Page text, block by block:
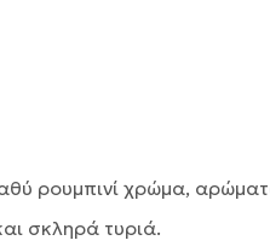
ρουμπινί χρώμα,
σκληρά τυριά.